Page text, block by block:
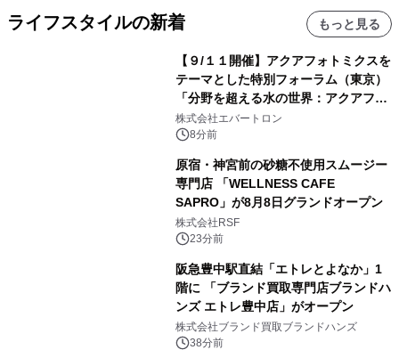
ライフスタイルの新着 もっと見る
【９/１１開催】アクアフォトミクスを
テーマとした特別フォーラム（東京）
「分野を超える水の世界：アクアフォ
トミクスが切り拓く新しい科学の地
平」を開催
株式会社エバートロン
8分前
原宿・神宮前の砂糖不使用スムージー
専門店 「WELLNESS CAFE
SAPRO」が8月8日グランドオープン
株式会社RSF
23分前
阪急豊中駅直結「エトレとよなか」1
階に 「ブランド買取専門店ブランドハ
ンズ エトレ豊中店」がオープン
株式会社ブランド買取ブランドハンズ
38分前